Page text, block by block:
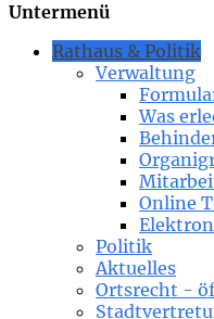
Untermenü
Rathaus & Politik
Verwaltung
Was
Online
Politik
Aktuelles
Ortsrecht -